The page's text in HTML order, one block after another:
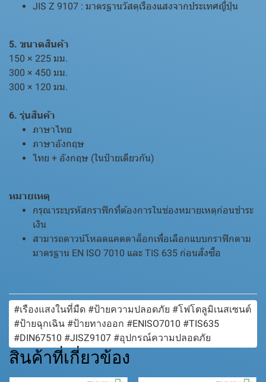
JIS Z 9107 : มาตรฐานวัสดุเรืองแสงจากประเทศญี่ปุ่น
5. ขนาดสินค้า
150 × 225 มม.
300 × 450 มม.
300 × 120 มม.
6. รุ่นสินค้า
ภาษาไทย
ภาษาอังกฤษ
ไทย + อังกฤษ (ในป้ายเดียวกัน)
หมายเหตุ
กรุณาระบุรหัสกราฟิกที่ต้องการในช่องหมายเหตุก่อนชำระ
เงิน
สามารถดาวน์โหลดแคตตาล็อกเพื่อเลือกแบบกราฟิกตาม
มาตรฐาน EN ISO 7010 และ TIS 635 ก่อนสั่งซื้อ
#เรืองแสงในที่มืด #ป้ายความปลอดภัย #โฟโตลูมิเนสเซนต์
#ป้ายฉุกเฉิน #ป้ายทางออก #ENISO7010 #TIS635
#DIN67510 #JISZ9107 #อุปกรณ์ความปลอดภัย
สินค้าที่เกี่ยวข้อง